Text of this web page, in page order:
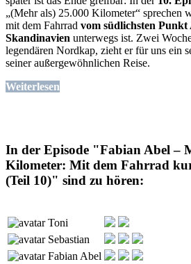
„(Mehr als) 25.000 Kilometer“ sprechen
mit dem Fahrrad vom südlichsten
Skandinavien unterwegs ist. Zwei
legendären Nordkap, zieht er für uns ein
seiner außergewöhnlichen Reise.
Weiterlesen
In der Episode "Fabian Abel –
Kilometer: Mit dem Fahrrad
(Teil 10)" sind zu hören:
Toni
Sebastian
Fabian Abel